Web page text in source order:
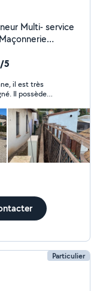
dans mon
de mon
permet
Payez moins
5
il est très
Il possède
quelqu’un,
Particulier